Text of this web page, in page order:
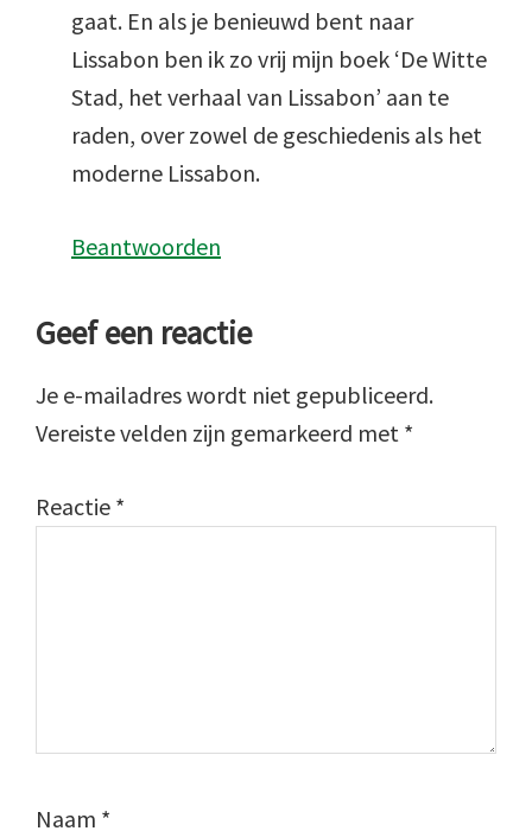
gaat. En als je benieuwd bent naar
Lissabon ben ik zo vrij mijn boek ‘De Witte
Stad, het verhaal van Lissabon’ aan te
raden, over zowel de geschiedenis als het
moderne Lissabon.
Beantwoorden
Geef een reactie
Je e-mailadres wordt niet gepubliceerd.
Vereiste velden zijn gemarkeerd met *
Reactie *
Naam *